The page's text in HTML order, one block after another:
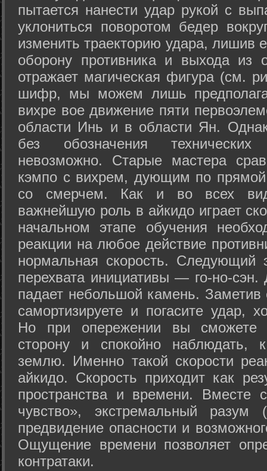
пытается нанести удар рукой с
уклониться поворотом бедер
изменить траекторию удара, лишив
оборону противника и выхода из
отражает магическая фигура (см.
шифр, мы можем лишь
вихре вое движение пяти
области Инь и в области Ян.
без обозначения
невозможно. Старые мастера
кэмпо с вихрем, дующим по
со смерчем. Как и во всех
важнейшую роль в айкидо играет
начальном этапе обучения
реакции на любое действие
нормальная скорость.
перехвата инициативы — го-но-
падает небольшой камень.
самортизируете и погасите удар,
Но при опережении вы сможете
сторону и спокойно наблюдать,
землю. Именно такой скорости
айкидо. Скорость приходит как
пространства и времени. Вместе
чувство», экстремальный разум
предвидение опасности и
Ощущение времени позволяет
контратаки.